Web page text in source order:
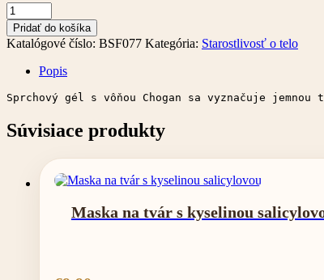
množstvo
Parfumovaný
sprchový
gél
ml
Pridať do košíka
Katalógové číslo: BSF077 Kategória: Starostlivosť o telo
Popis
Sprchový gél s vôňou Chogan sa vyznačuje
Súvisiace produkty
Maska na tvár s kyselinou